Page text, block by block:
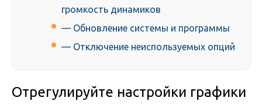
громкость динамиков
— Обновление системы и программы
— Отключение неиспользуемых опций
Отрегулируйте настройки графики